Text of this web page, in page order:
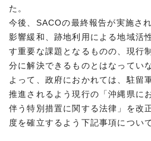
た。
今後、SACOの最終報告が実施さ
影響緩和、跡地利用による地域活
す重要な課題となるものの、現行
分に解決できるものとはなってい
よって、政府におかれては、駐留
推進されるよう現行の「沖縄県に
伴う特別措置に関する法律」を改
度を確立するよう下記事項につい